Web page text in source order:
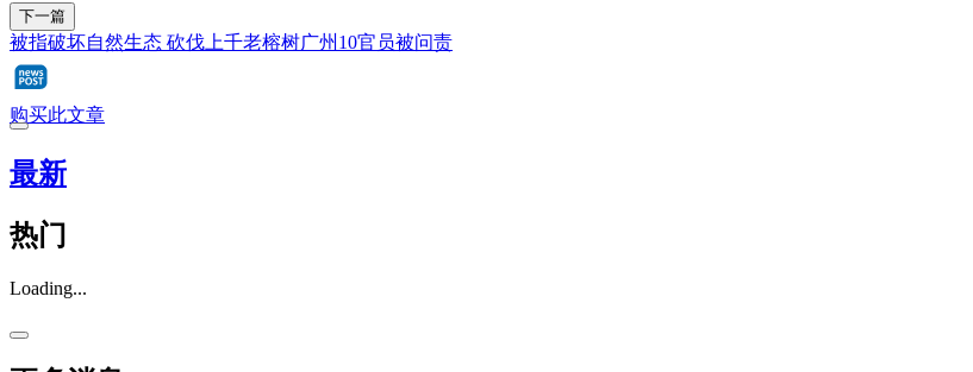
下一篇
被指破坏自然生态 砍伐上千老榕树广州10官员被问责
购买此文章
最新
热门
Loading...